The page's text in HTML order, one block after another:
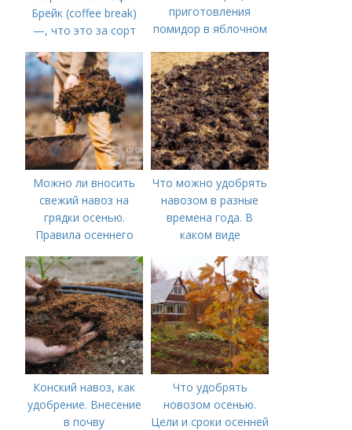
Брейк (coffee break)
—, что это за сорт
приготовления
помидор в яблочном
Можно ли вносить
свежий навоз на
грядки осенью.
Правила осеннего
Что можно удобрять
навозом в разные
времена года. В
каком виде
Конский навоз, как
удобрение. Внесение
в почву
Что удобрять
новозом осенью.
Цели и сроки осенней